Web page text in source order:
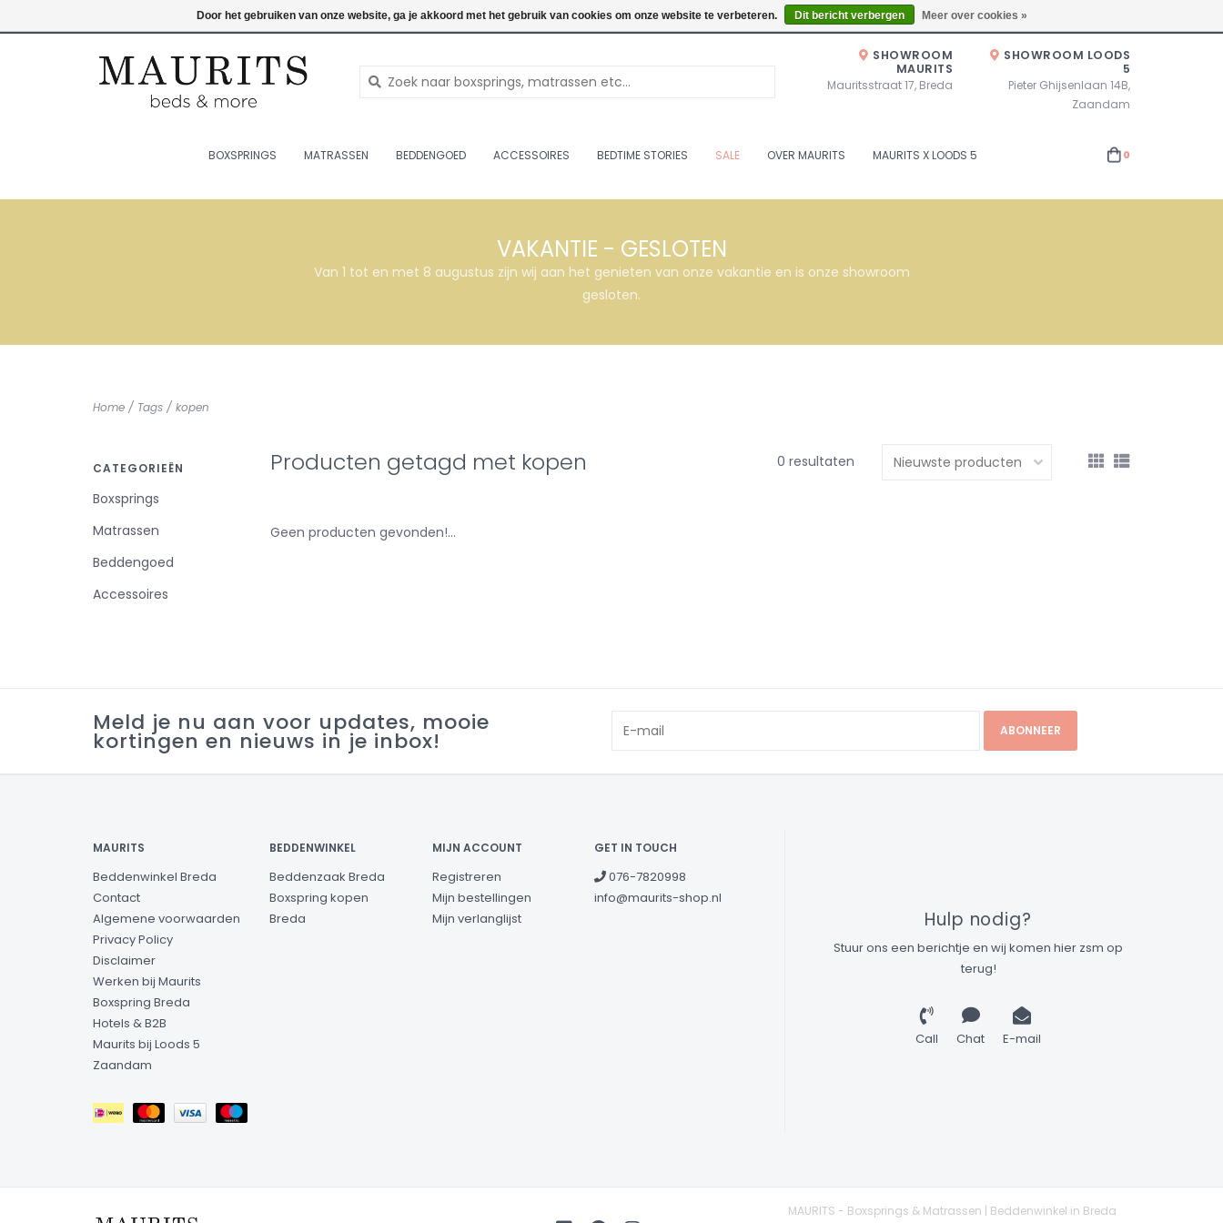
Inloggen Openingstijden: Vrijdag & Zaterdag 10.00u - 17.00u of op afspraak!
SHOWROOM
MAURITS
Mauritsstraat 17, Breda
SHOWROOM LOODS
5
Pieter Ghijsenlaan 14B,
Zaandam
BOXSPRINGS MATRASSEN BEDDENGOED ACCESSOIRES BEDTIME STORIES SALE OVER MAURITS MAURITS X LOODS 5 0
VAKANTIE - GESLOTEN
Van 1 tot en met 8 augustus zijn wij aan het genieten van onze vakantie en is onze showroom
gesloten.
Home / Tags / kopen
CATEGORIEËN
Boxsprings
Matrassen
Beddengoed
Accessoires
Producten getagd met kopen 0 resultaten
Geen producten gevonden!...
Meld je nu aan voor updates, mooie
kortingen en nieuws in je inbox! ABONNEER
MAURITS
Beddenwinkel Breda
Contact
Algemene voorwaarden
Privacy Policy
Disclaimer
Werken bij Maurits
Boxspring Breda
Hotels & B2B
Maurits bij Loods 5
Zaandam
BEDDENWINKEL
Beddenzaak Breda
Boxspring kopen
Breda
MIJN ACCOUNT
Registreren
Mijn bestellingen
Mijn verlanglijst
GET IN TOUCH
076-7820998
info@maurits-shop.nl
Hulp nodig?
Stuur ons een berichtje en wij komen hier zsm op
terug!
Call Chat E-mail
MAURITS - Boxsprings & Matrassen | Beddenwinkel in Breda
Door het gebruiken van onze website, ga je akkoord met het gebruik van cookies om onze website te verbeteren. Dit bericht verbergen Meer over cookies »